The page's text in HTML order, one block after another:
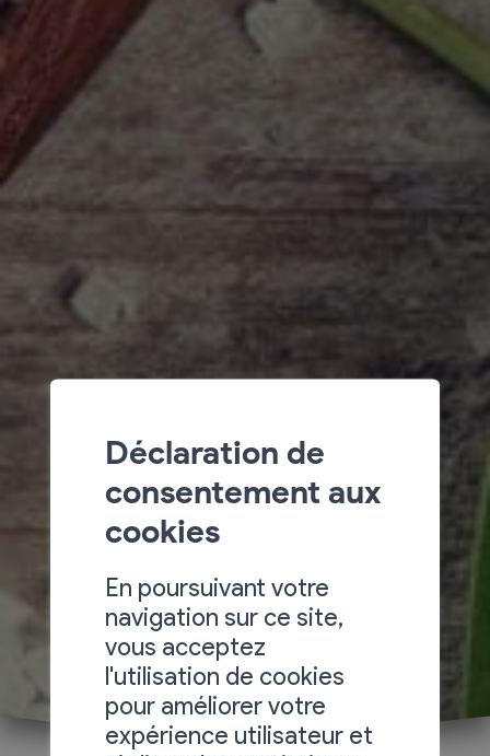
Déclaration de
consentement aux
cookies
En poursuivant votre
navigation sur ce site,
vous acceptez
l'utilisation de cookies
pour améliorer votre
expérience utilisateur et